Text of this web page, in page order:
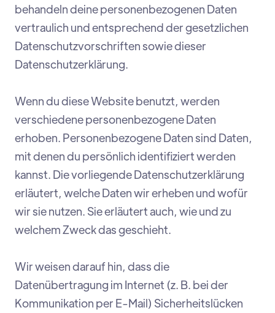
behandeln deine personenbezogenen Daten
vertraulich und entsprechend der gesetzlichen
Datenschutzvorschriften sowie dieser
Datenschutzerklärung.
Wenn du diese Website benutzt, werden
verschiedene personenbezogene Daten
erhoben. Personenbezogene Daten sind Daten,
mit denen du persönlich identifiziert werden
kannst. Die vorliegende Datenschutzerklärung
erläutert, welche Daten wir erheben und wofür
wir sie nutzen. Sie erläutert auch, wie und zu
welchem Zweck das geschieht.
Wir weisen darauf hin, dass die
Datenübertragung im Internet (z. B. bei der
Kommunikation per E-Mail) Sicherheitslücken